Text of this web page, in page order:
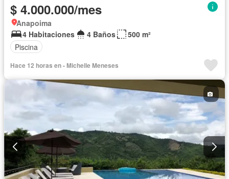
$ 4.000.000/mes
Anapoima
4 Habitaciones
4 Baños
500 m²
Piscina
Hace 12 horas en - Michelle Meneses